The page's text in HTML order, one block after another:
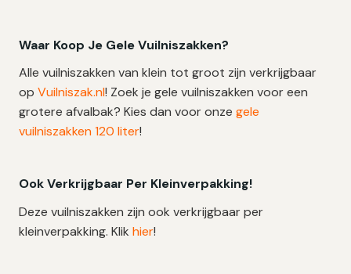
Waar Koop Je Gele Vuilniszakken?
Alle vuilniszakken van klein tot groot zijn verkrijgbaar
op Vuilniszak.nl! Zoek je gele vuilniszakken voor een
grotere afvalbak? Kies dan voor onze gele
vuilniszakken 120 liter!
Ook Verkrijgbaar Per Kleinverpakking!
Deze vuilniszakken zijn ook verkrijgbaar per
kleinverpakking. Klik hier!